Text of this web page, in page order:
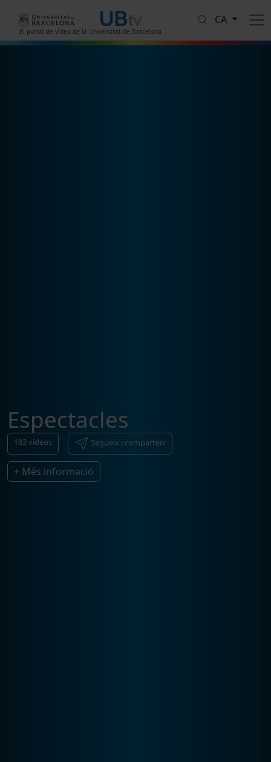
El portal de vídeo de la Universitat de Barcelona
CA
Espectacles
183vídeos Segueix i comparteix
+ Més informació